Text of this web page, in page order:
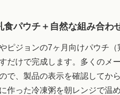
食パウチ＋自然な組み合わ
ピジョンの7ヶ月向けパウチ
だけで完成します。多くのメ
で、製品の表示を確認してか
作った冷凍粥を朝レンジで温